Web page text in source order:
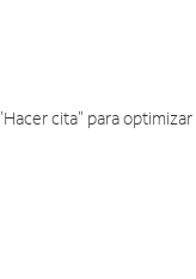
cita" para